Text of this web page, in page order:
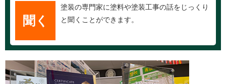
聞く
塗装の専門家に塗料や塗装工事の話をじっくり
と聞くことができます。